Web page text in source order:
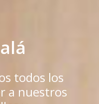
todos los
a nuestros